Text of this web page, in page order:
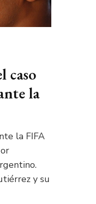
caso
la
la FIFA
y su